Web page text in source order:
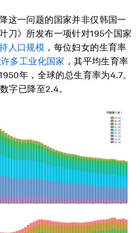
这一问题的国家并非仅韩国一
刀》所发布一项针对195个国家
人口规模 ，每位妇女的生育率
许多工业化国家 ，其平均生育率
年，全球的总生育率为4.7。
字已降至2.4。